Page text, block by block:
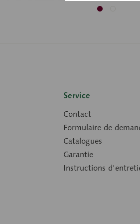
Service
Contact
Formulaire de
Catalogues
Garantie
Instructions